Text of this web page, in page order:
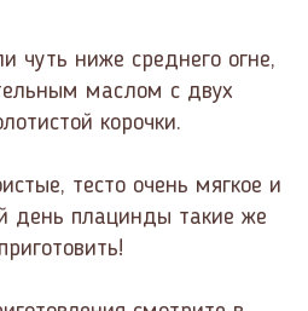
ниже среднего огне,
маслом с двух
корочки.
тесто очень мягкое и
день плацинды такие же